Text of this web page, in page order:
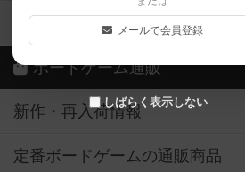
メールで会員登録
しばらく表示しない
ボドゲーマご利用案内
ボードゲーム通販
新作・再入荷情報
定番ボードゲームの通販商品